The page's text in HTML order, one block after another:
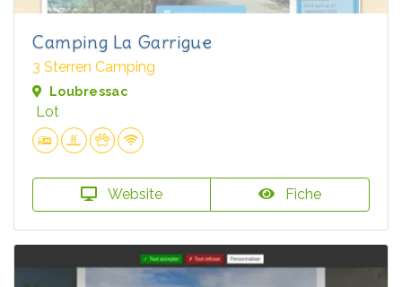
Camping La Garrigue
3 Sterren Camping
Loubressac
Lot
Website Fiche